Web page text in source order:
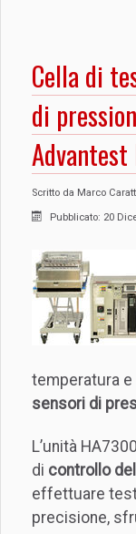
Cella di
di
Advantest
Scritto da Marco
Pubblicato: 20
temperatura e
sensori di
L’unità
di controllo
effettuare
precisione,